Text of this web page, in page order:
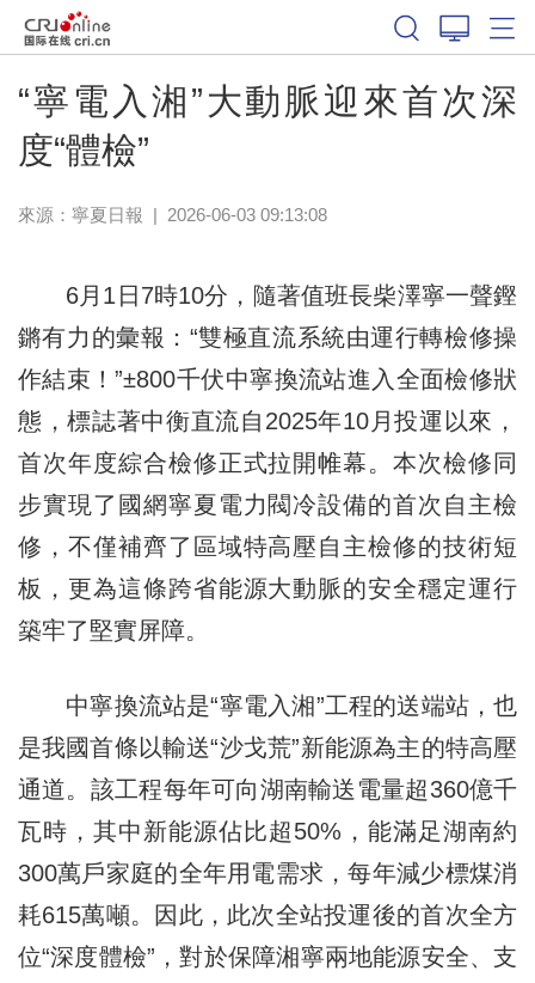
“寧電入湘”大動脈迎來首次深
度“體檢”
來源： 寧夏日報 | 2026-06-03 09:13:08
6月1日7時10分，隨著值班長柴澤寧一聲鏗
鏘有力的彙報：“雙極直流系統由運行轉檢修操
作結束！”±800千伏中寧換流站進入全面檢修狀
態，標誌著中衡直流自2025年10月投運以來，
首次年度綜合檢修正式拉開帷幕。本次檢修同
步實現了國網寧夏電力閥冷設備的首次自主檢
修，不僅補齊了區域特高壓自主檢修的技術短
板，更為這條跨省能源大動脈的安全穩定運行
築牢了堅實屏障。
中寧換流站是“寧電入湘”工程的送端站，也
是我國首條以輸送“沙戈荒”新能源為主的特高壓
通道。該工程每年可向湖南輸送電量超360億千
瓦時，其中新能源佔比超50%，能滿足湖南約
300萬戶家庭的全年用電需求，每年減少標煤消
耗615萬噸。因此，此次全站投運後的首次全方
位“深度體檢”，對於保障湘寧兩地能源安全、支